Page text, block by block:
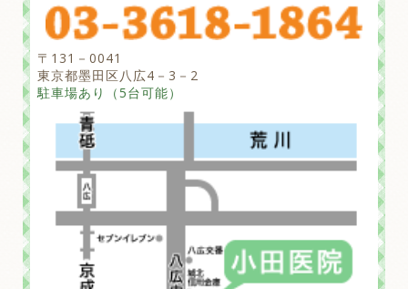
〒131－0041
東京都墨田区八広4－3－2
駐車場あり（5台可能）